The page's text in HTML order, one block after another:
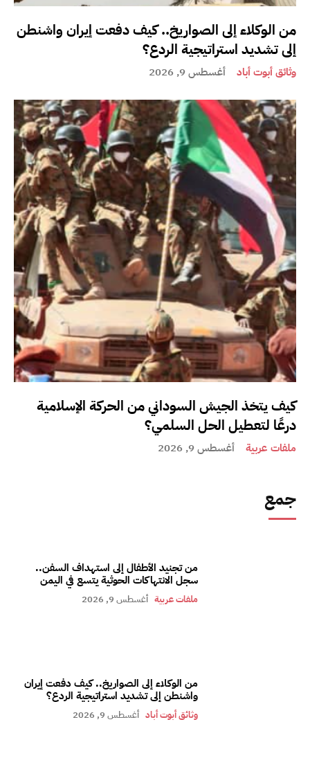
من الوكلاء إلى الصواريخ.. كيف دفعت إيران واشنطن
إلى تشديد استراتيجية الردع؟
وثائق أبوت أباد أغسطس 9, 2026
كيف يتخذ الجيش السوداني من الحركة الإسلامية
درعًا لتعطيل الحل السلمي؟
ملفات عربية أغسطس 9, 2026
جمع
من تجنيد الأطفال إلى استهداف السفن..
سجل الانتهاكات الحوثية يتسع في اليمن
ملفات عربية أغسطس 9, 2026
من الوكلاء إلى الصواريخ.. كيف دفعت إيران
واشنطن إلى تشديد استراتيجية الردع؟
وثائق أبوت أباد أغسطس 9, 2026